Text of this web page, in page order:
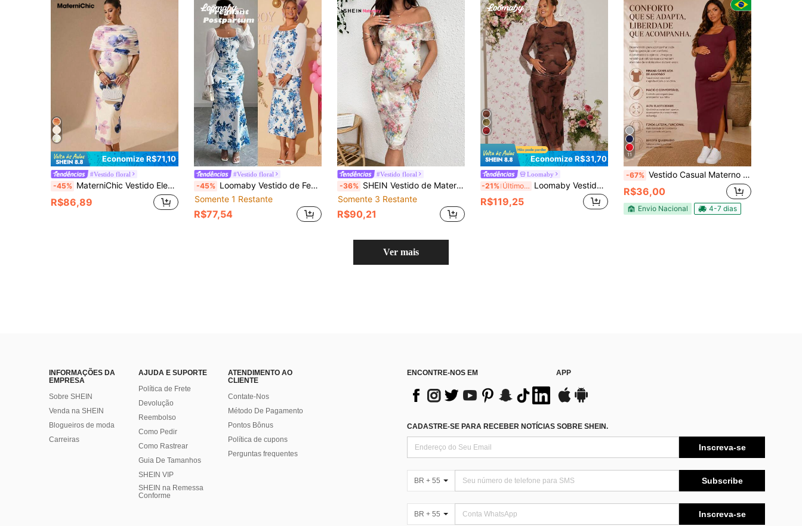
Economize R$71,10
#Vestido floral
-45% MaterniChic Vestido Elegante Ajustado com Estampa Floral para Ocasião de Festa Gestante
R$86,89
#Vestido floral
-45% Loomaby Vestido de Festa Floral Quadrado com Decote Quadrado para Gestantes
Somente 1 Restante
R$77,54
#Vestido floral
-36% SHEIN Vestido de Maternidade Casual Elegante Sonhador, Bordado, Tela 3D com Flores
Somente 3 Restante
R$90,21
Economize R$31,70
Loomaby
-21% Últimos 3 dias Loomaby Vestido Elegante Ajustado com Gola Redonda, Manga Longa e Franzido, Estampa Tie-Dye para Gestantes
R$119,25
11
-67% Vestido Casual Materno Gestante Gravidez de Manga Curta Ribana de Algodão Alta Elasticidade Confortavel e Fenda Lateral Manga Longa
R$36,00
Envio Nacional 4-7 dias
Ver mais
INFORMAÇÕES DA
EMPRESA
Sobre SHEIN
Venda na SHEIN
Blogueiros de moda
Carreiras
AJUDA E SUPORTE
Política de Frete
Devolução
Reembolso
Como Pedir
Como Rastrear
Guia De Tamanhos
SHEIN VIP
SHEIN na Remessa
Conforme
ATENDIMENTO AO
CLIENTE
Contate-Nos
Método De Pagamento
Pontos Bônus
Política de cupons
Perguntas frequentes
ENCONTRE-NOS EM APP
CADASTRE-SE PARA RECEBER NOTÍCIAS SOBRE SHEIN.
Inscreva-se
BR + 55 Subscribe
BR + 55 Inscreva-se